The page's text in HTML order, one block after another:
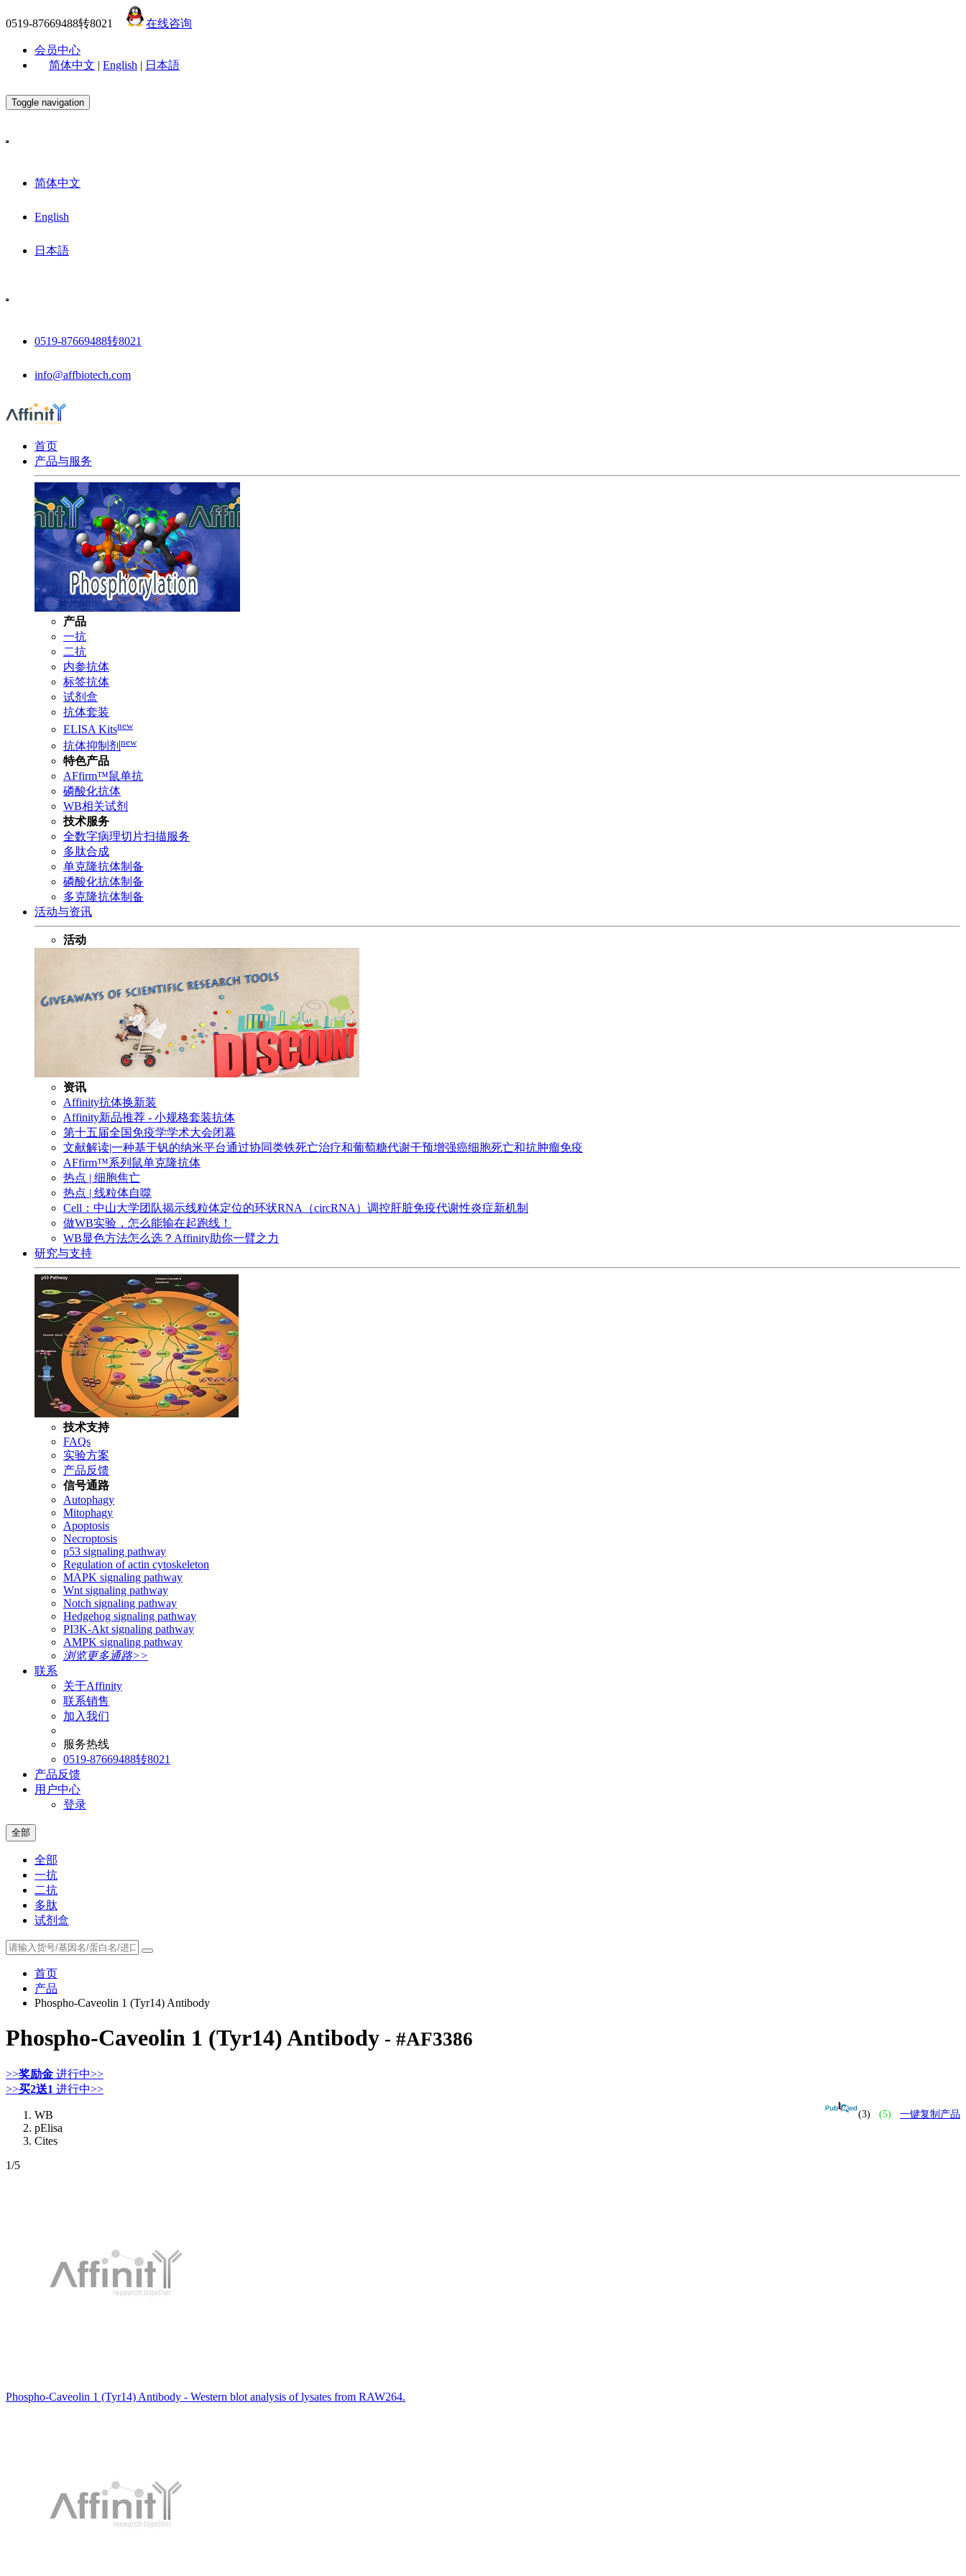
0519-87669488转8021 在线咨询
会员中心
简体中文 | English | 日本語
Toggle navigation
简体中文
English
日本語
0519-87669488转8021
info@affbiotech.com
首页
产品与服务
产品
一抗
二抗
内参抗体
标签抗体
试剂盒
抗体套装
ELISA Kitsnew
抗体抑制剂 new
特色产品
AFfirm™鼠单抗
磷酸化抗体
WB相关试剂
技术服务
全数字病理切片扫描服务
多肽合成
单克隆抗体制备
磷酸化抗体制备
多克隆抗体制备
活动与资讯
活动
资讯
Affinity抗体换新装
Affinity新品推荐 - 小规格套装抗体
第十五届全国免疫学学术大会闭幕
文献解读|一种基于钒的纳米平台通过协同类铁死亡治疗和葡萄糖代谢干预增强癌细胞死亡和抗肿瘤免疫
AFfirm™系列鼠单克隆抗体
热点 | 细胞焦亡
热点 | 线粒体自噬
Cell：中山大学团队揭示线粒体定位的环状RNA（circRNA）调控肝脏免疫代谢性炎症新机制
做WB实验，怎么能输在起跑线！
WB显色方法怎么选？Affinity助你一臂之力
研究与支持
技术支持
FAQs
实验方案
产品反馈
信号通路
Autophagy
Mitophagy
Apoptosis
Necroptosis
p53 signaling pathway
Regulation of actin cytoskeleton
MAPK signaling pathway
Wnt signaling pathway
Notch signaling pathway
Hedgehog signaling pathway
PI3K-Akt signaling pathway
AMPK signaling pathway
浏览更多通路>>
联系
关于Affinity
联系销售
加入我们
服务热线
0519-87669488转8021
产品反馈
用户中心
登录
全部
全部
一抗
二抗
多肽
试剂盒
首页
产品
Phospho-Caveolin 1 (Tyr14) Antibody
Phospho-Caveolin 1 (Tyr14) Antibody - #AF3386
>>奖励金 进行中>>
>>买2送1 进行中>>
(3) (5) 一键复制产品
WB
pElisa
Cites
1/5
Phospho-Caveolin 1 (Tyr14) Antibody - Western blot analysis of lysates from RAW264.